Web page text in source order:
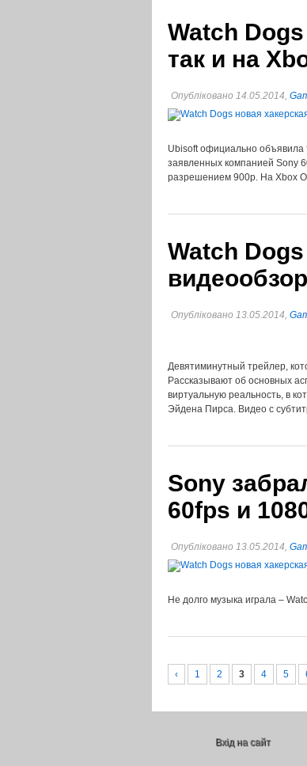
Watch
так и на
Опубліковано 14.05.2014,
Ubisoft официально объявила
заявленных компанией Sony
разрешением 900p. На Xbox
Watch
видеообзор
Опубліковано 13.05.2014,
Девятиминутный трейлер,
Рассказывают об основных
виртуальную реальность, в
Эйдена Пирса. Видео с
Sony
60fps и
Опубліковано 13.05.2014,
Не долго музыка играла –
‹ 1 2 3 4 5
Вхід на сайт